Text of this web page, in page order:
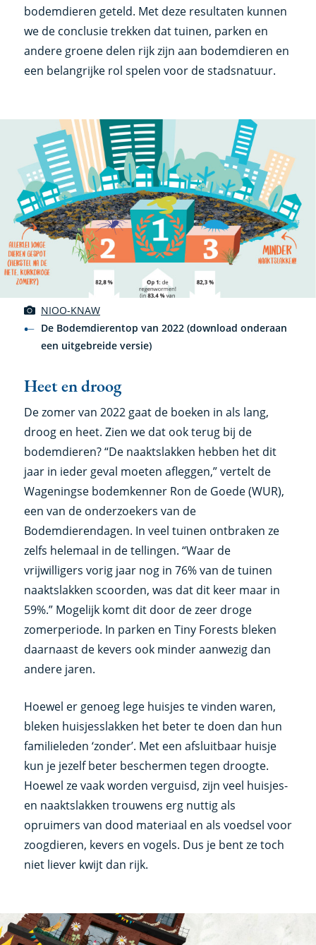
bodemdieren geteld. Met deze resultaten kunnen
we de conclusie trekken dat tuinen, parken en
andere groene delen rijk zijn aan bodemdieren en
een belangrijke rol spelen voor de stadsnatuur.
NIOO-KNAW
De Bodemdierentop van 2022 (download onderaan
een uitgebreide versie)
Heet en droog
De zomer van 2022 gaat de boeken in als lang,
droog en heet. Zien we dat ook terug bij de
bodemdieren? “De naaktslakken hebben het dit
jaar in ieder geval moeten afleggen,” vertelt de
Wageningse bodemkenner Ron de Goede (WUR),
een van de onderzoekers van de
Bodemdierendagen. In veel tuinen ontbraken ze
zelfs helemaal in de tellingen. “Waar de
vrijwilligers vorig jaar nog in 76% van de tuinen
naaktslakken scoorden, was dat dit keer maar in
59%.” Mogelijk komt dit door de zeer droge
zomerperiode. In parken en Tiny Forests bleken
daarnaast de kevers ook minder aanwezig dan
andere jaren.
Hoewel er genoeg lege huisjes te vinden waren,
bleken huisjesslakken het beter te doen dan hun
familieleden ‘zonder’. Met een afsluitbaar huisje
kun je jezelf beter beschermen tegen droogte.
Hoewel ze vaak worden verguisd, zijn veel huisjes-
en naaktslakken trouwens erg nuttig als
opruimers van dood materiaal en als voedsel voor
zoogdieren, kevers en vogels. Dus je bent ze toch
niet liever kwijt dan rijk.